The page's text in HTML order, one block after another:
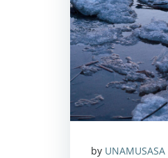
by UNAMUSASA